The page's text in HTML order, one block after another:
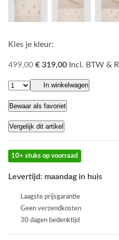
Kies je kleur:
499,00 € 319,00 Incl. BTW &
In winkelwagen
Bewaar als favoriet
Vergelijk dit artikel
10+ stuks op voorraad
Levertijd: maandag in huis
Laagste prijsgarantie
Geen verzendkosten
30 dagen bedenktijd